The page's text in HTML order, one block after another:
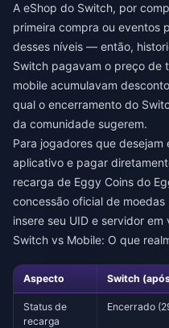
A eShop do Switch, por
primeira compra ou eventos
desses níveis — então,
Switch pagavam o preço de
mobile acumulavam
qual o encerramento do
da comunidade sugerem.
Para jogadores que
aplicativo e pagar
recarga de Eggy Coins do
concessão oficial de
insere seu UID e servidor
Switch vs Mobile: O que
Aspecto Switch
Status de
recarga
Encerrado